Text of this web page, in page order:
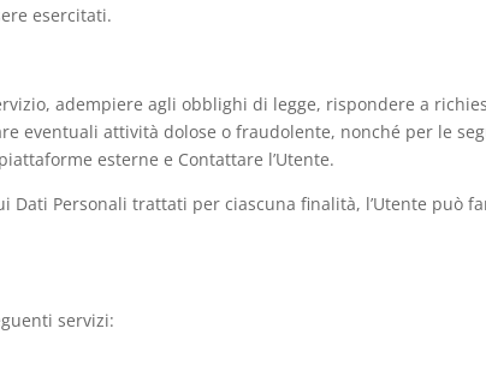
esercitati.
adempiere agli obblighi di legge, rispondere a
attività dolose o fraudolente, nonché per le
esterne e Contattare l’Utente.
Personali trattati per ciascuna finalità, l’Utente può
servizi: